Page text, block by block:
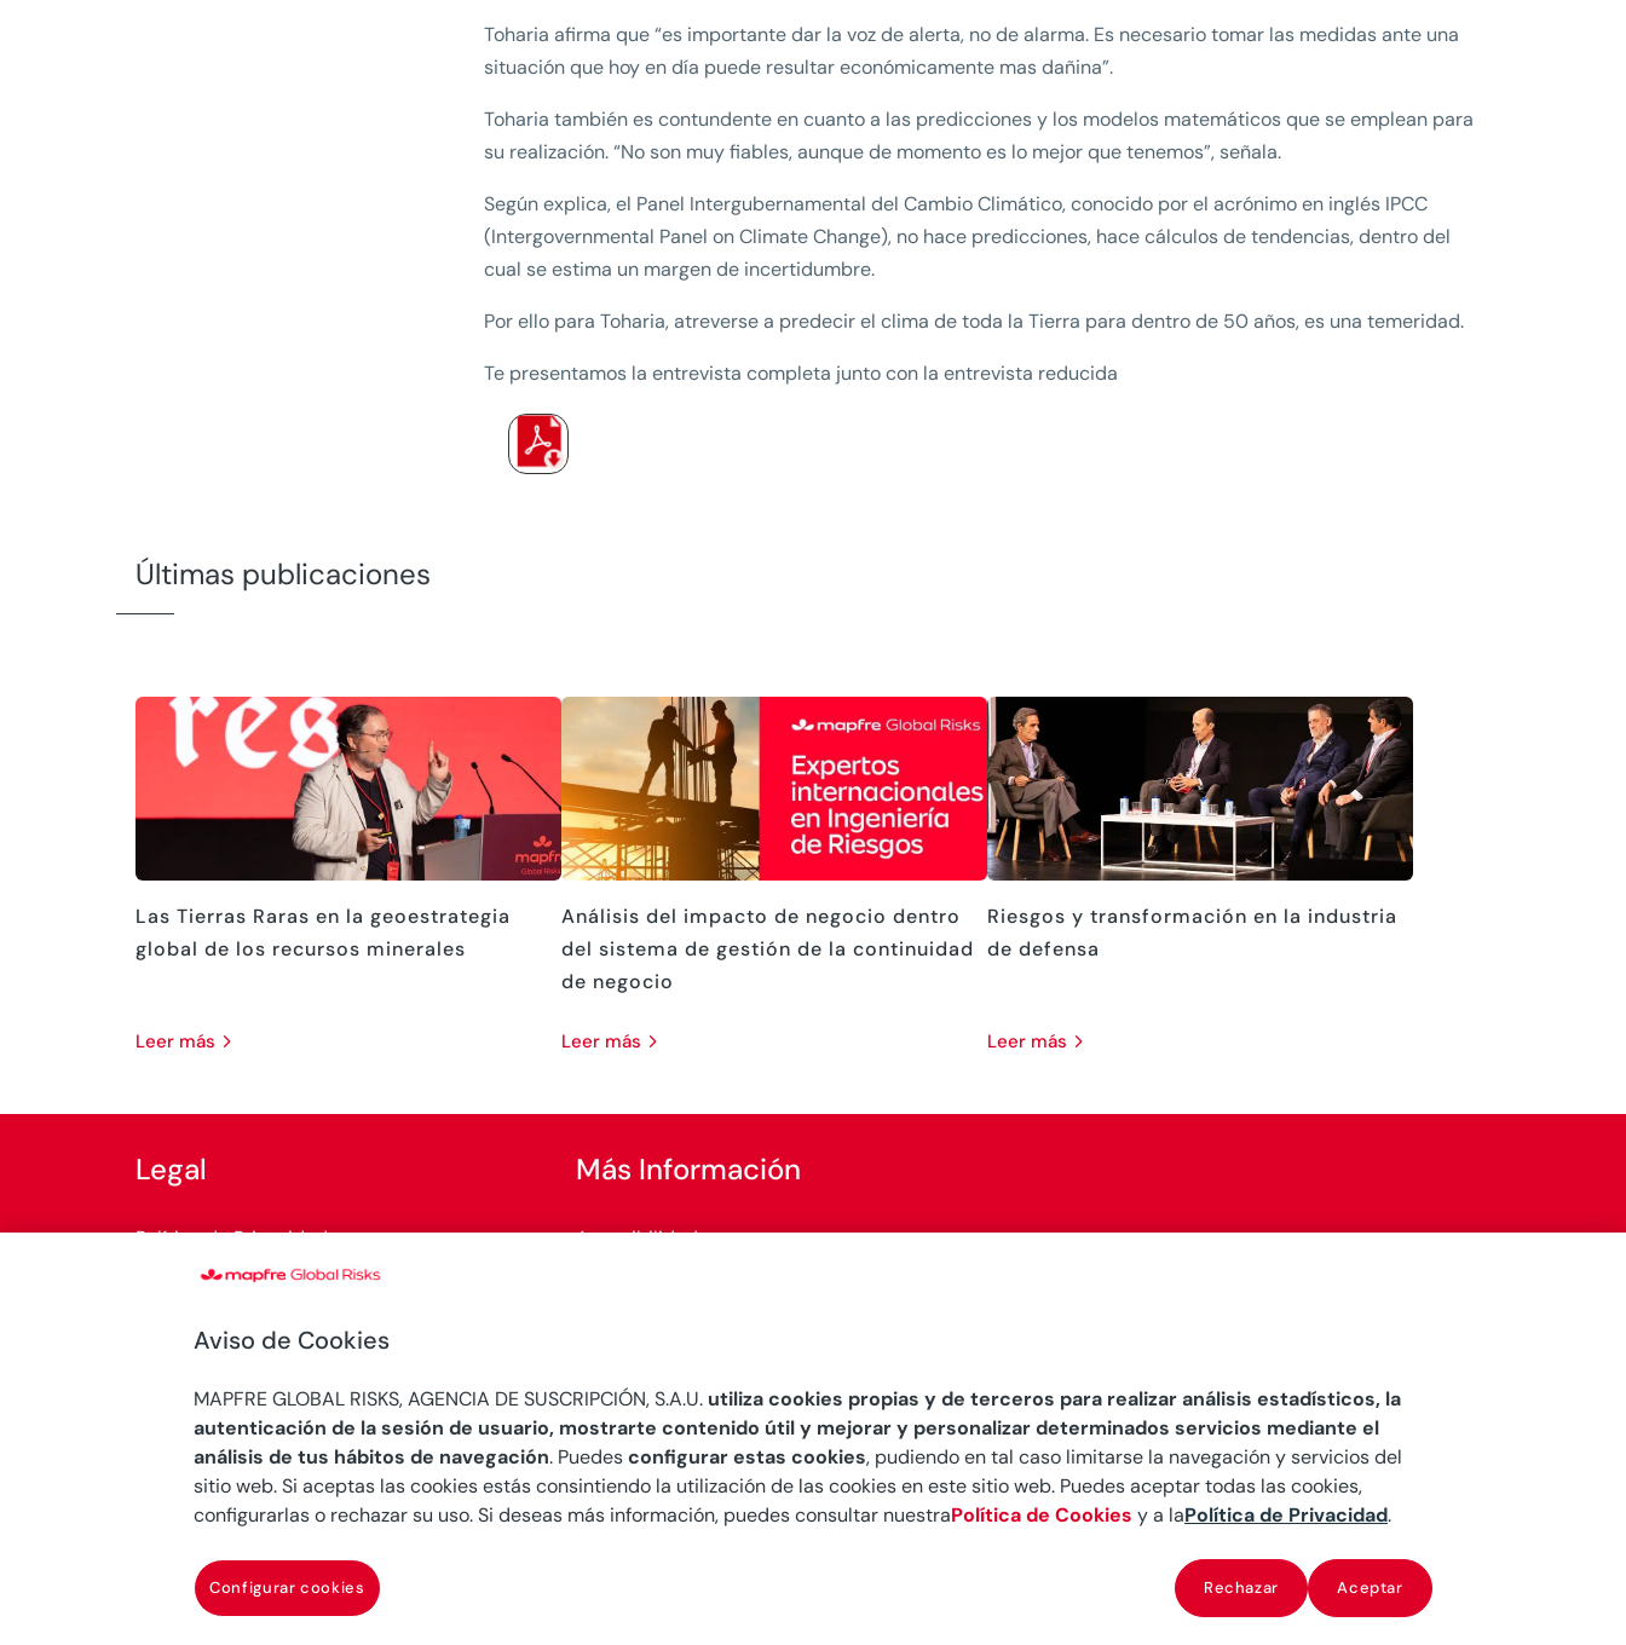
Toharia afirma que “es importante dar la voz de alerta, no de alarma. Es necesario tomar las medidas ante una
situación que hoy en día puede resultar económicamente mas dañina”.
Toharia también es contundente en cuanto a las predicciones y los modelos matemáticos que se emplean para
su realización. “No son muy fiables, aunque de momento es lo mejor que tenemos”, señala.
Según explica, el Panel Intergubernamental del Cambio Climático, conocido por el acrónimo en inglés IPCC
(Intergovernmental Panel on Climate Change), no hace predicciones, hace cálculos de tendencias, dentro del
cual se estima un margen de incertidumbre.
Por ello para Toharia, atreverse a predecir el clima de toda la Tierra para dentro de 50 años, es una temeridad.
Te presentamos la entrevista completa junto con la entrevista reducida
Últimas publicaciones
Las Tierras Raras en la geoestrategia
global de los recursos minerales
leer más
Análisis del impacto de negocio dentro
del sistema de gestión de la continuidad
de negocio
leer más
Riesgos y transformación en la industria
de defensa
leer más
Legal
Política de Privacidad
Sistema Interno de Información
Más Información
Accesibilidad
© Copyright 2026 Mapfre
Mapfre Global Risks, Agencia de Suscripción, S.A.U
Aviso de Cookies
MAPFRE GLOBAL RISKS, AGENCIA DE SUSCRIPCIÓN, S.A.U. utiliza cookies propias y de terceros para realizar análisis estadísticos, la
autenticación de la sesión de usuario, mostrarte contenido útil y mejorar y personalizar determinados servicios mediante el
análisis de tus hábitos de navegación. Puedesconfigurar estas cookies, pudiendo en tal caso limitarse la navegación y servicios del
sitio web. Si aceptas las cookies estás consintiendo la utilización de las cookies en este sitio web. Puedes aceptar todas las cookies,
configurarlas o rechazar su uso. Si deseas más información, puedes consultar nuestraPolítica de Cookies y a laPolítica de Privacidad.
Rechazar Aceptar
Configurar cookies